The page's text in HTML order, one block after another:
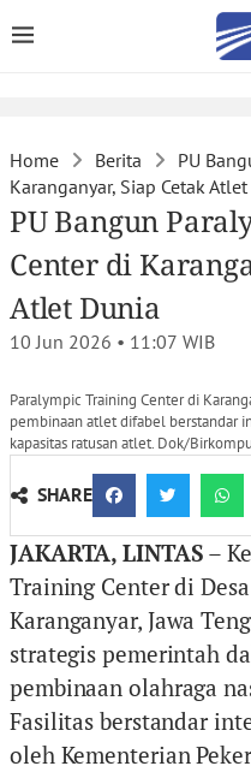
Home Berita
PU
Karanganyar, Siap Cetak
PU Bangun
Center di
Atlet Dunia
10 Jun 2026 • 11:07 WIB
Paralympic Training Center di
pembinaan atlet difabel berstandar
kapasitas ratusan atlet. Dok/Birkompu
SHARE
JAKARTA, LINTAS –
Training Center di
Karanganyar, Jawa
strategis pemerintah
pembinaan olahraga
Fasilitas berstandar
oleh Kementerian